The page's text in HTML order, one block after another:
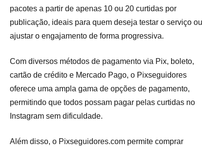
pacotes a partir de apenas 10 ou 20 curtidas por
publicação, ideais para quem deseja testar o serviço ou
ajustar o engajamento de forma progressiva.
Com diversos métodos de pagamento via Pix, boleto,
cartão de crédito e Mercado Pago, o Pixseguidores
oferece uma ampla gama de opções de pagamento,
permitindo que todos possam pagar pelas curtidas no
Instagram sem dificuldade.
Além disso, o Pixseguidores.com permite comprar